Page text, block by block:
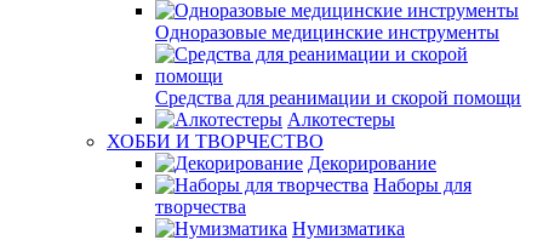
Одноразовые медицинские инструменты
Средства для реанимации и скорой помощи
Алкотестеры
ХОББИ И ТВОРЧЕСТВО
Декорирование
Наборы для
творчества
Нумизматика